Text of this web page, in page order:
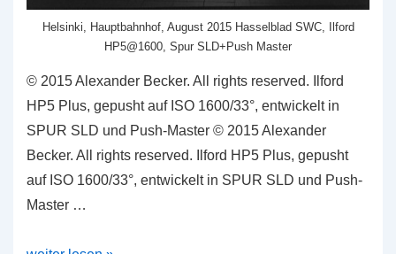
Helsinki, Hauptbahnhof, August 2015 Hasselblad SWC, Ilford
HP5@1600, Spur SLD+Push Master
© 2015 Alexander Becker. All rights reserved. Ilford
HP5 Plus, gepusht auf ISO 1600/33°, entwickelt in
SPUR SLD und Push-Master © 2015 Alexander
Becker. All rights reserved. Ilford HP5 Plus, gepusht
auf ISO 1600/33°, entwickelt in SPUR SLD und Push-
Master …